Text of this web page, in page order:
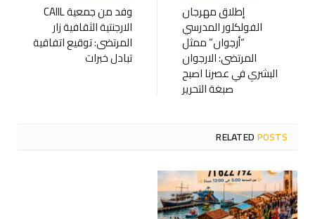
إطلاق مهرجان
الفولكلور المدرسي
“أرجوان” ممثل
المرتضى: الارجوان
البشري في عصرنا اصبح
صبغة التحرير
وفد من جمعية CAIIL
الارجنتية الثقافية زار
المرتضى: توقيع اتفاقية
تبادل خبرات
RELATEDPOSTS